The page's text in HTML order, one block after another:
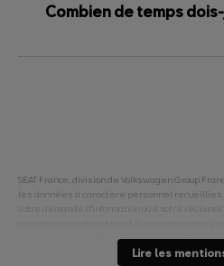
Combien de temps
Lire les
SEAT France, division de Volkswagen Group
les données à caractère personnel recueillies
votre demande d'information ou à votre
vous envoyer nos offres commerciales et nos
Pour en savoir plus sur la gestion de vos